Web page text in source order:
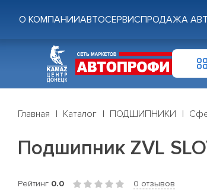
О КОМПАНИИАВТОСЕРВИСПРОДАЖА
Главная Каталог ПОДШИПНИКИ
Подшипник ZVL
Рейтинг 0.0 0 отзывов